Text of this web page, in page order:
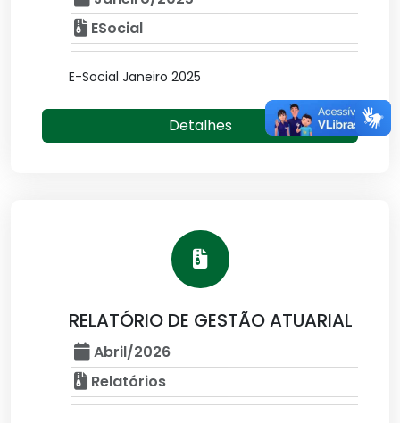
ESocial
E-Social Janeiro 2025
Detalhes
RELATÓRIO DE GESTÃO ATUARIAL
Abril/2026
Relatórios